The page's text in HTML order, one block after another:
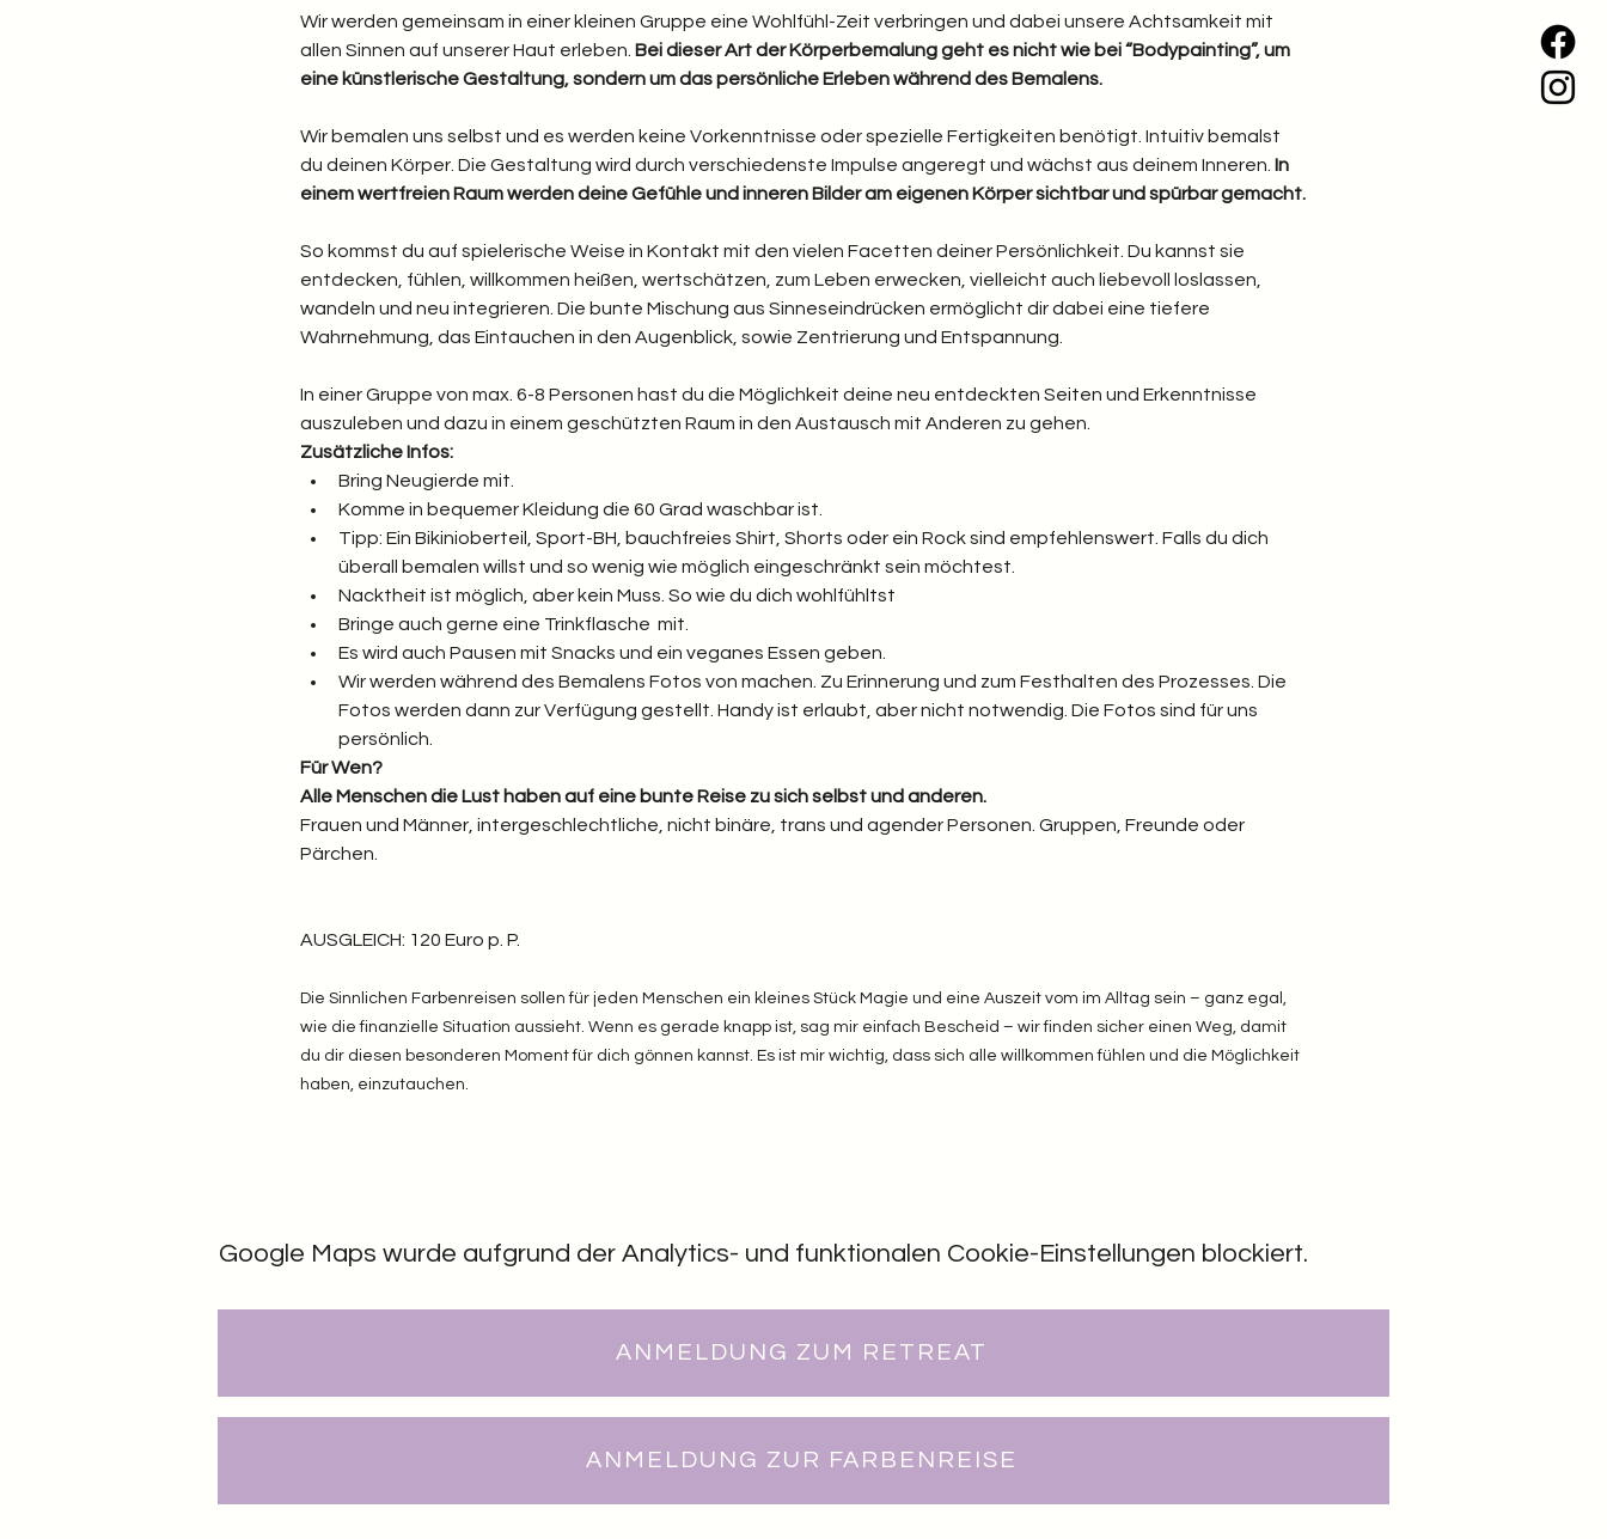
Wir werden gemeinsam in einer kleinen Gruppe eine Wohlfühl-Zeit verbringen und dabei unsere Achtsamkeit mit
allen Sinnen auf unserer Haut erleben. Bei dieser Art der Körperbemalung geht es nicht wie bei “Bodypainting”, um
eine künstlerische Gestaltung, sondern um das persönliche Erleben während des Bemalens.
Wir bemalen uns selbst und es werden keine Vorkenntnisse oder spezielle Fertigkeiten benötigt. Intuitiv bemalst
du deinen Körper. Die Gestaltung wird durch verschiedenste Impulse angeregt und wächst aus deinem Inneren. In
einem wertfreien Raum werden deine Gefühle und inneren Bilder am eigenen Körper sichtbar und spürbar gemacht.
So kommst du auf spielerische Weise in Kontakt mit den vielen Facetten deiner Persönlichkeit. Du kannst sie
entdecken, fühlen, willkommen heißen, wertschätzen, zum Leben erwecken, vielleicht auch liebevoll loslassen,
wandeln und neu integrieren. Die bunte Mischung aus Sinneseindrücken ermöglicht dir dabei eine tiefere
Wahrnehmung, das Eintauchen in den Augenblick, sowie Zentrierung und Entspannung.
In einer Gruppe von max. 6-8 Personen hast du die Möglichkeit deine neu entdeckten Seiten und Erkenntnisse
auszuleben und dazu in einem geschützten Raum in den Austausch mit Anderen zu gehen.
Zusätzliche Infos:
Bring Neugierde mit.
Komme in bequemer Kleidung die 60 Grad waschbar ist.
Tipp: Ein Bikinioberteil, Sport-BH, bauchfreies Shirt, Shorts oder ein Rock sind empfehlenswert. Falls du dich
überall bemalen willst und so wenig wie möglich eingeschränkt sein möchtest.
Nacktheit ist möglich, aber kein Muss. So wie du dich wohlfühltst
Bringe auch gerne eine Trinkflasche  mit.
Es wird auch Pausen mit Snacks und ein veganes Essen geben.
Wir werden während des Bemalens Fotos von machen. Zu Erinnerung und zum Festhalten des Prozesses. Die
Fotos werden dann zur Verfügung gestellt. Handy ist erlaubt, aber nicht notwendig. Die Fotos sind für uns
persönlich.
Für Wen?
Alle Menschen die Lust haben auf eine bunte Reise zu sich selbst und anderen.
Frauen und Männer, intergeschlechtliche, nicht binäre, trans und agender Personen. Gruppen, Freunde oder
Pärchen.
AUSGLEICH: 120 Euro p. P.
Die Sinnlichen Farbenreisen sollen für jeden Menschen ein kleines Stück Magie und eine Auszeit vom im Alltag sein – ganz egal,
wie die finanzielle Situation aussieht. Wenn es gerade knapp ist, sag mir einfach Bescheid – wir finden sicher einen Weg, damit
du dir diesen besonderen Moment für dich gönnen kannst. Es ist mir wichtig, dass sich alle willkommen fühlen und die Möglichkeit
haben, einzutauchen.
Google Maps wurde aufgrund der Analytics- und funktionalen Cookie-Einstellungen blockiert.
ANMELDUNG ZUM RETREAT
ANMELDUNG ZUR FARBENREISE